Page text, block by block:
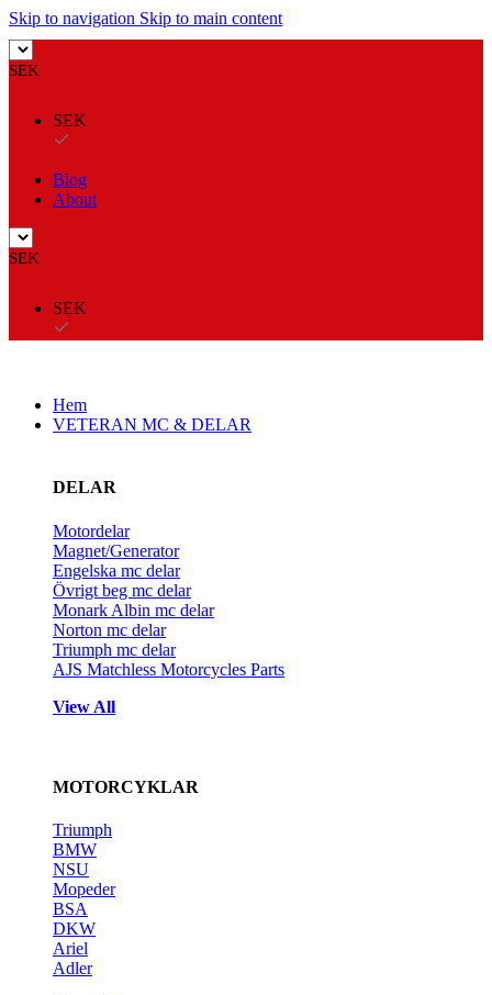
Skip to navigation Skip to main content
SEK
SEK
Blog
About
SEK
SEK
Hem
VETERAN MC & DELAR
DELAR
Motordelar
Magnet/Generator
Engelska mc delar
Övrigt beg mc delar
Monark Albin mc delar
Norton mc delar
Triumph mc delar
AJS Matchless Motorcycles Parts
View All
MOTORCYKLAR
Triumph
BMW
NSU
Mopeder
BSA
DKW
Ariel
Adler